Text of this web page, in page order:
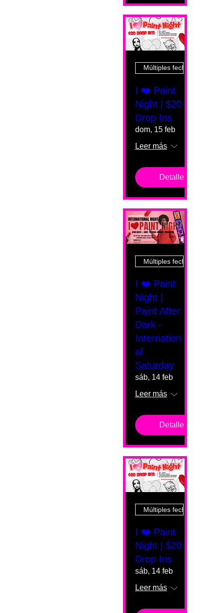
Múltiples fechas
I ❤️ Paint
Night | $20
Drop Ins
dom, 15 feb
Leer más
Detalles
Múltiples fechas
I ❤️ Paint
Night |
Paint After
Dark -
Internation
al
Saturday
sáb, 14 feb
Leer más
Detalles
Múltiples fechas
I ❤️ Paint
Night | $20
Drop Ins
sáb, 14 feb
Leer más